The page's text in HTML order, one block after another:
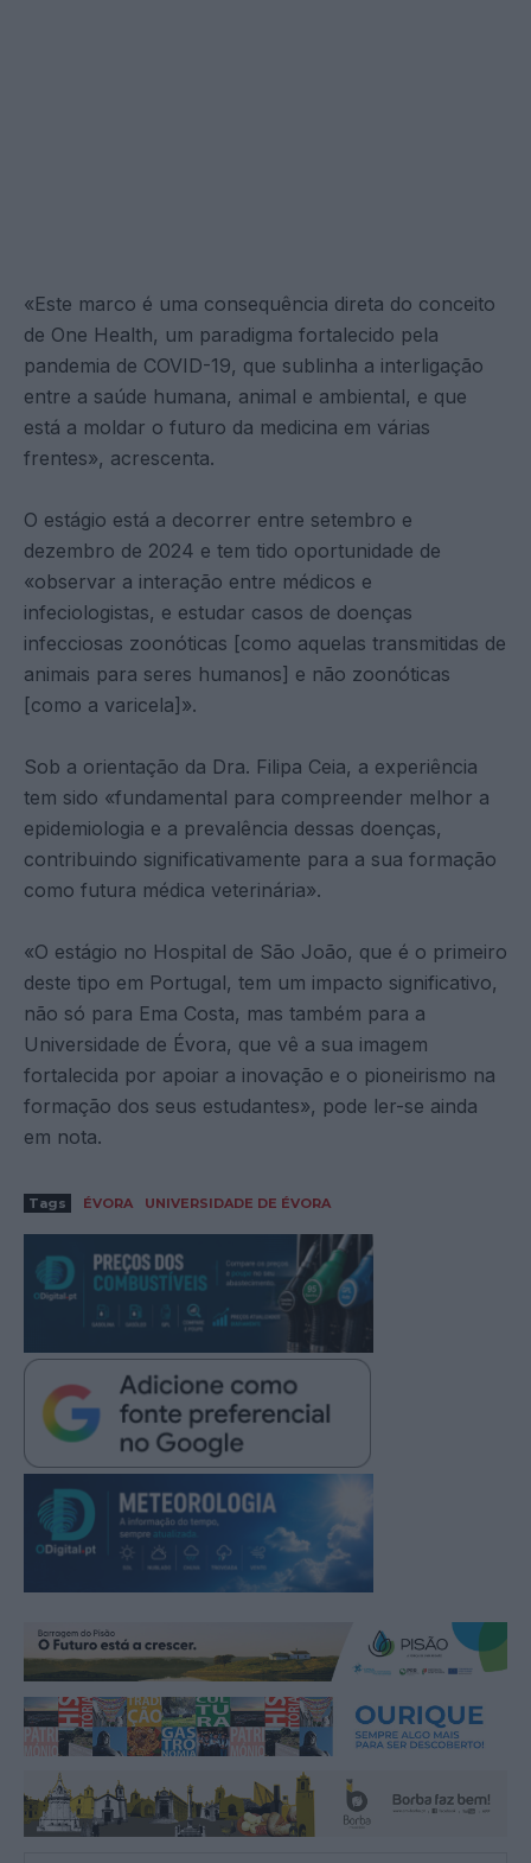
«Este marco é uma consequência direta do conceito
de One Health, um paradigma fortalecido pela
pandemia de COVID-19, que sublinha a interligação
entre a saúde humana, animal e ambiental, e que
está a moldar o futuro da medicina em várias
frentes», acrescenta.
O estágio está a decorrer entre setembro e
dezembro de 2024 e tem tido oportunidade de
«observar a interação entre médicos e
infeciologistas, e estudar casos de doenças
infecciosas zoonóticas [como aquelas transmitidas de
animais para seres humanos] e não zoonóticas
[como a varicela]».
Sob a orientação da Dra. Filipa Ceia, a experiência
tem sido «fundamental para compreender melhor a
epidemiologia e a prevalência dessas doenças,
contribuindo significativamente para a sua formação
como futura médica veterinária».
«O estágio no Hospital de São João, que é o primeiro
deste tipo em Portugal, tem um impacto significativo,
não só para Ema Costa, mas também para a
Universidade de Évora, que vê a sua imagem
fortalecida por apoiar a inovação e o pioneirismo na
formação dos seus estudantes», pode ler-se ainda
em nota.
Tags ÉVORA UNIVERSIDADE DE ÉVORA